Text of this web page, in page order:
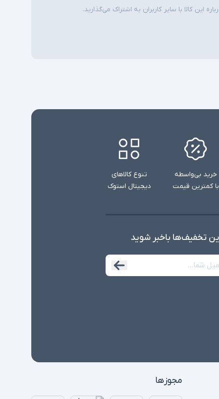
این کالا با سایر کاربران به اشتراک می‌گذارید.
خرید بی‌واسطه
با کمترین قیمت
تنوع کالاهای
دیجیتال استوک
تخفیف‌ها با‌خبر شوید
مجوزها